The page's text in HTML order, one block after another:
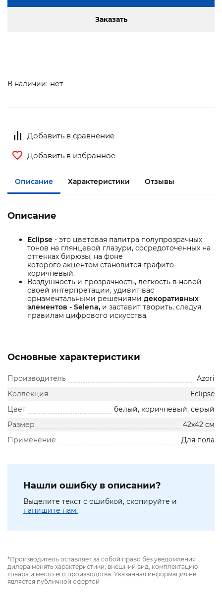
Заказать
В наличии: нет
Добавить в сравнение
Добавить в избранное
Описание Характеристики Отзывы
Описание
Eclipse - это цветовая палитра полупрозрачных
тонов на глянцевой глазури, сосредоточенных на
оттенках бирюзы, на фоне
которого акцентом становится графито-
коричневый.
Воздушность и прозрачность, лёгкость в новой
своей интерпретации, удивит вас
орнаментальными решениями декоративных
элементов - Selena, и заставит творить, следуя
правилам цифрового искусства.
Основные характеристики
Производитель
Azori
Коллекция
Eclipse
Цвет
белый, коричневый, серый
Размер
42х42 см
Применение
Для пола
Нашли ошибку в описании?
Выделите текст с ошибкой, скопируйте и
напишите нам.
*Производитель оставляет за собой право без уведомления
дилера менять характеристики, внешний вид, комплектацию
товара и место его производства. Указанная информация не
является публичной офертой